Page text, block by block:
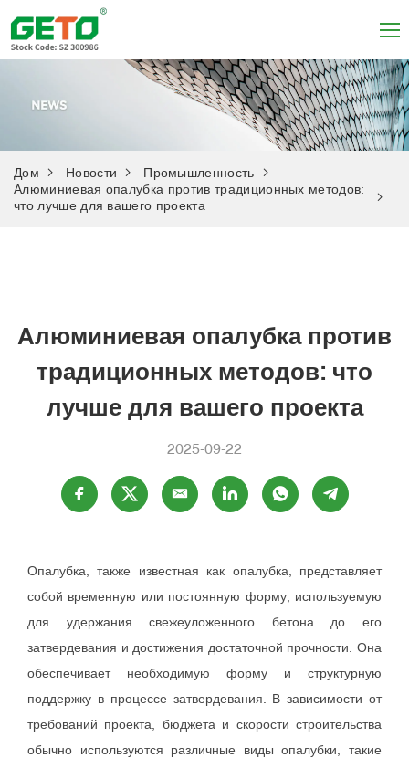
Дом Новости
Промышленность
Алюминиевая опалубка против традиционных методов:
что лучше для вашего проекта
Алюминиевая опалубка против
традиционных методов: что
лучше для вашего проекта
2025-09-22
Опалубка, также известная как опалубка, представляет
собой временную или постоянную форму, используемую
для удержания свежеуложенного бетона до его
затвердевания и достижения достаточной прочности. Она
обеспечивает необходимую форму и структурную
поддержку в процессе затвердевания. В зависимости от
требований проекта, бюджета и скорости строительства
обычно используются различные виды опалубки, такие